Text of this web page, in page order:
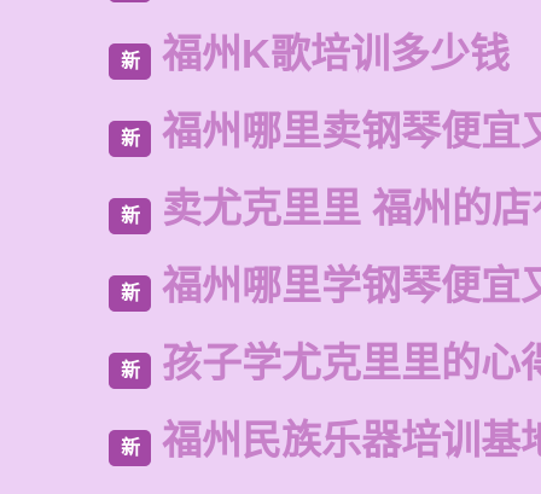
新 福州K歌培训多少钱
新 福州哪里卖钢琴便宜
新 卖尤克里里 福州的
新 福州哪里学钢琴便宜
新 孩子学尤克里里的心
新 福州民族乐器培训基